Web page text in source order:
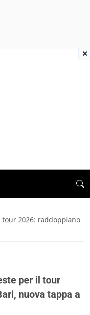
tour 2026: raddoppiano
per il tour
nuova tappa a
×